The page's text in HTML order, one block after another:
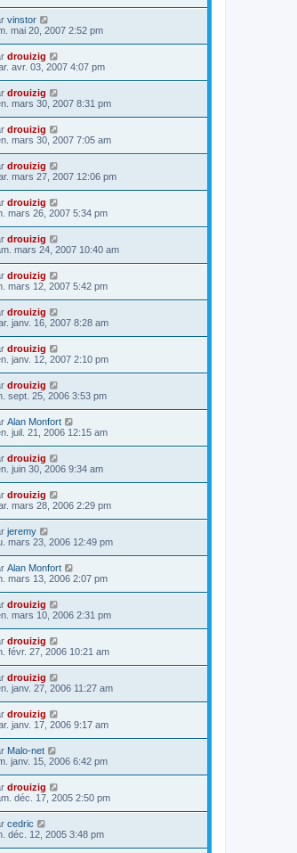
vinstor
mai 20, 2007 2:52 pm
drouizig
avr. 03, 2007 4:07 pm
drouizig
mars 30, 2007 8:31 pm
drouizig
mars 30, 2007 7:05 am
drouizig
mars 27, 2007 12:06 pm
drouizig
mars 26, 2007 5:34 pm
drouizig
mars 24, 2007 10:40 am
drouizig
mars 12, 2007 5:42 pm
drouizig
janv. 16, 2007 8:28 am
drouizig
janv. 12, 2007 2:10 pm
drouizig
sept. 25, 2006 3:53 pm
Alan Monfort
juil. 21, 2006 12:15 am
drouizig
juin 30, 2006 9:34 am
drouizig
mars 28, 2006 2:29 pm
jeremy
mars 23, 2006 12:49 pm
Alan Monfort
mars 13, 2006 2:07 pm
drouizig
mars 10, 2006 2:31 pm
drouizig
févr. 27, 2006 10:21 am
drouizig
janv. 27, 2006 11:27 am
drouizig
janv. 17, 2006 9:17 am
Malo-net
janv. 15, 2006 6:42 pm
drouizig
déc. 17, 2005 2:50 pm
cedric
déc. 12, 2005 3:48 pm